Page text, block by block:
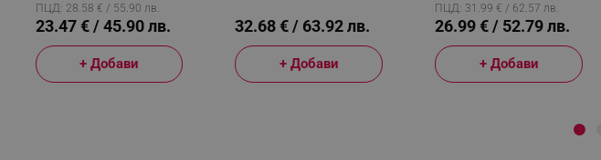
ПЦД: 28.58 € / 55.90 лв.
23.47 € / 45.90 лв.
+ Добави
32.68 € / 63.92 лв.
+ Добави
ПЦД: 31.99 € / 62.57 лв.
26.99 € / 52.79 лв.
+ Добави